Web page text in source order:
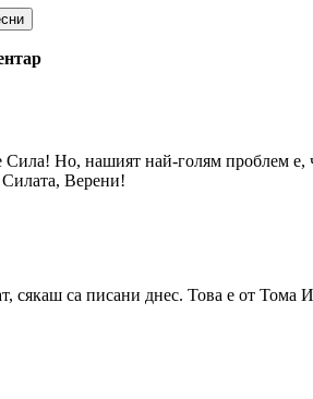
Сила! Но, нашият най-голям проблем
Силата, Верени!
сякаш са писани днес. Това е от Тома